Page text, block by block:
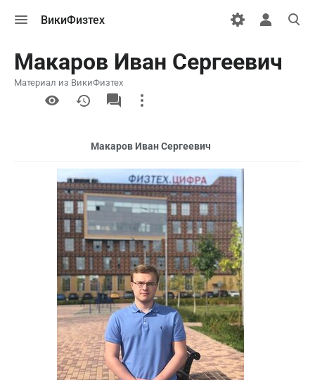
меню
ВикиФизтех
Открыть
поиск
Макаров Иван Сергеевич
Материал из ВикиФизтех
More
actions
Макаров Иван Сергеевич